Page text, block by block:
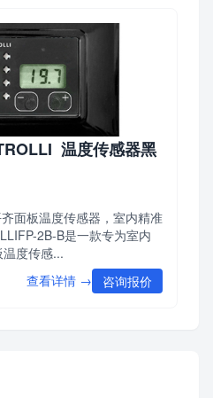
温度传感器黑
面板温度传感器，室内精准
2B-B是一款专为室内
度传感...
查看详情 → 咨询报价